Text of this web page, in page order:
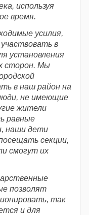
используя
время.
усилия,
в
установления
сторон. Мы
в наш район на
не имеющие
жители
равные
наши дети
секции,
смогут их
позволят
так
и для